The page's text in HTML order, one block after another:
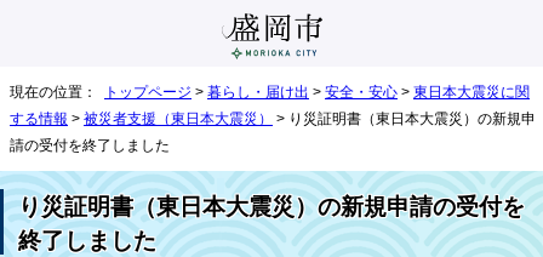
現在の位置： トップページ > 暮らし・届け出 > 安全・安心 > 東日本大震災に関
する情報 > 被災者支援（東日本大震災）
> り災証明書（東日本大震災）の新規申
請の受付を終了しました
り災証明書（東日本大震災）の新規申請の受付を
終了しました